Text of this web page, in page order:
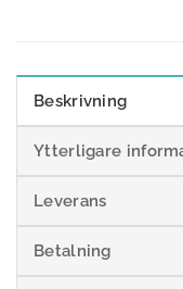
Beskrivning
Ytterligare
Leverans
Betalning